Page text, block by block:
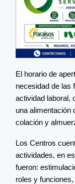
El horario de
necesidad de las
actividad laboral,
una alimentación
colación y
Los Centros
actividades, en
fueron:
roles y